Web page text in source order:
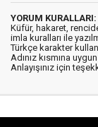
YORUM KURALLARI:
Küfür, hakaret,
imla kuralları ile
Türkçe karakter
Adınız kısmına
Anlayışınız için